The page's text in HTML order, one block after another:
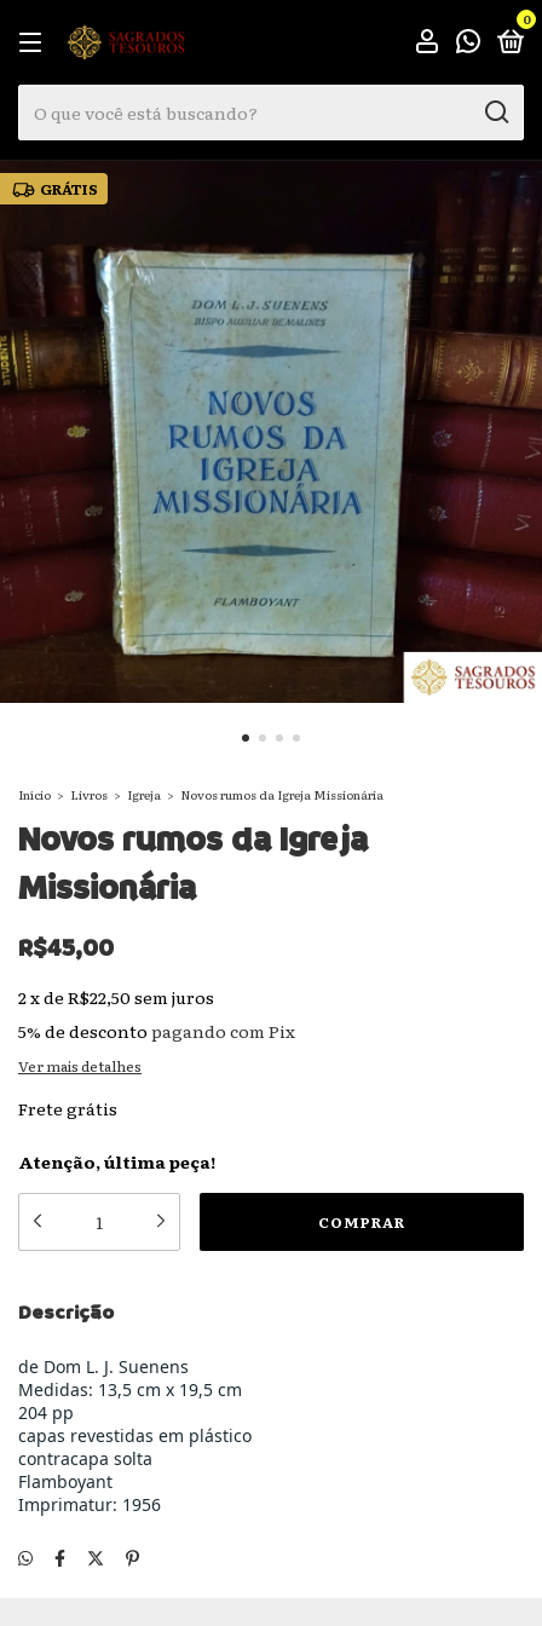
0
GRÁTIS
Início > Livros > Igreja > Novos rumos da Igreja Missionária
Novos rumos da Igreja
Missionária
R$45,00
2xde R$22,50 sem juros
5% de desconto pagando com Pix
Ver mais detalhes
Frete grátis
Atenção, última peça!
Descrição
de Dom L. J. Suenens
Medidas: 13,5 cm x 19,5 cm
204 pp
capas revestidas em plástico
contracapa solta
Flamboyant
Imprimatur: 1956